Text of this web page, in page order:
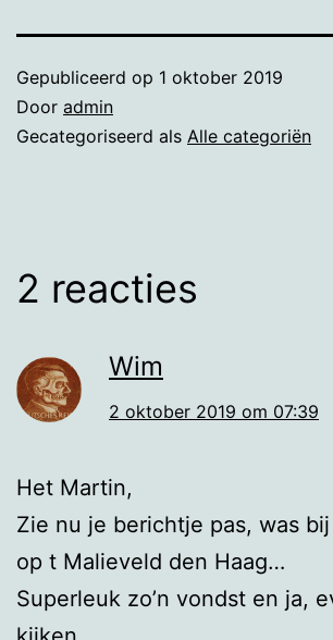
Gepubliceerd op 1 oktober 2019
Door admin
Gecategoriseerd als Alle categoriën
2 reacties
Wim
2 oktober 2019 om 07:39
Het Martin,
Zie nu je berichtje pas, was
op t Malieveld den Haag…
Superleuk zo’n vondst en ja,